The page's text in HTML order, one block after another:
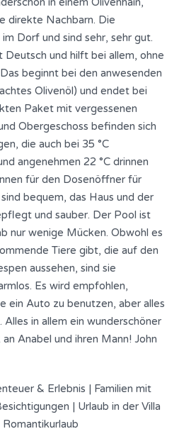
direkte Nachbarn. Die
Dorf und sind sehr, sehr gut.
Deutsch und hilft bei allem, ohne
beginnt bei den anwesenden
Olivenöl) und endet bei
Paket mit vergessenen
Obergeschoss befinden sich
die auch bei 35 °C
angenehmen 22 °C drinnen
für den Dosenöffner für
bequem, das Haus und der
und sauber. Der Pool ist
nur wenige Mücken. Obwohl es
Tiere gibt, die auf den
aussehen, sind sie
Es wird empfohlen,
ein Auto zu benutzen, aber alles
in allem ein wunderschöner
Anabel und ihren Mann! John
& Erlebnis | Familien mit
| Urlaub in der Villa
Romantikurlaub